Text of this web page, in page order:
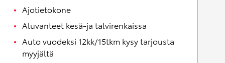
Ajotietokone
Aluvanteet kesä-ja talvirenkaissa
Auto vuodeksi 12kk/15tkm kysy tarjousta
myyjältä